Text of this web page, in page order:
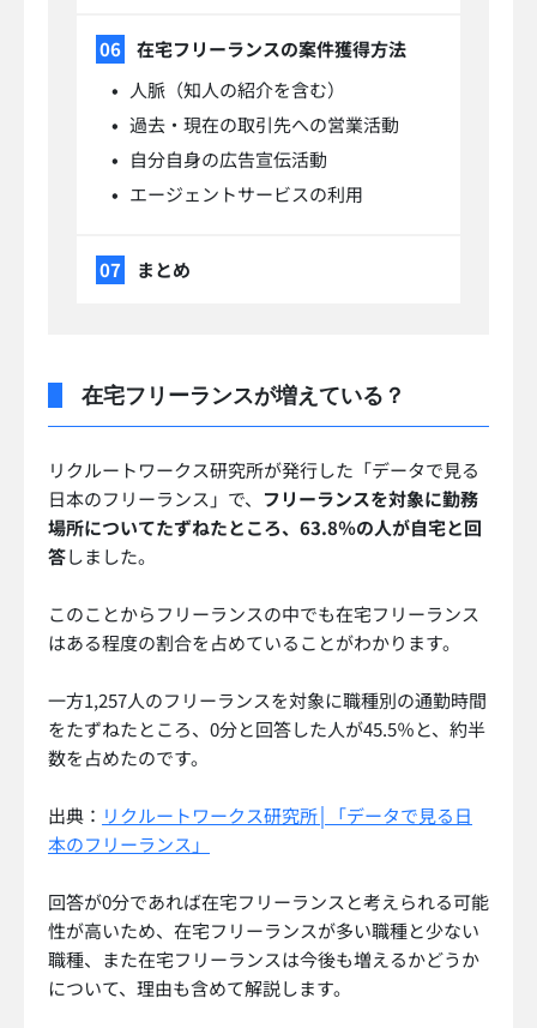
在宅フリーランスの案件獲得方法
人脈（知人の紹介を含む）
過去・現在の取引先への営業活動
自分自身の広告宣伝活動
エージェントサービスの利用
まとめ
在宅フリーランスが増えている？
リクルートワークス研究所が発行した「データで見る
日本のフリーランス」で、 フリーランスを対象に勤務
場所についてたずねたところ、63.8％の人が自宅と回
答しました。
このことからフリーランスの中でも在宅フリーランス
はある程度の割合を占めていることがわかります。
一方1,257人のフリーランスを対象に職種別の通勤時間
をたずねたところ、0分と回答した人が45.5％と、約半
数を占めたのです。
出典： リクルートワークス研究所│「データで見る日
本のフリーランス」
回答が0分であれば在宅フリーランスと考えられる可能
性が高いため、在宅フリーランスが多い職種と少ない
職種、また在宅フリーランスは今後も増えるかどうか
について、理由も含めて解説します。